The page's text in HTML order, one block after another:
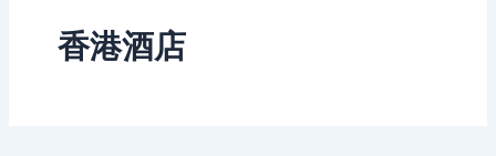
香港酒店